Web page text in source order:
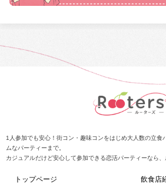
1人参加でも安心！街コン・趣味コンをはじめ大人数の立食
ムなパーティーまで。
カジュアルだけど安心して参加できる恋活パーティーなら、
トップページ
飲食店